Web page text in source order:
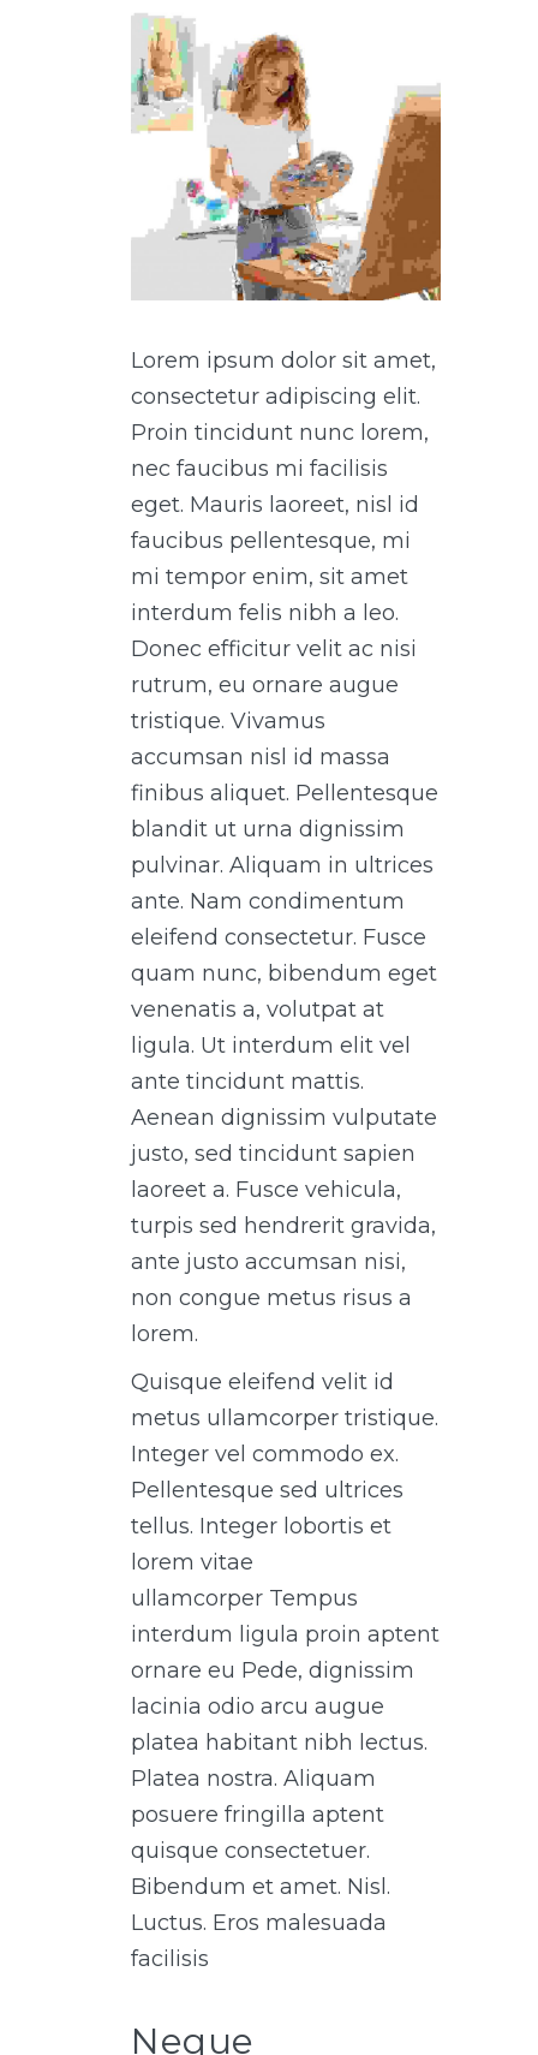
Lorem ipsum dolor sit amet,
consectetur adipiscing elit.
Proin tincidunt nunc lorem,
nec faucibus mi facilisis
eget. Mauris laoreet, nisl id
faucibus pellentesque, mi
mi tempor enim, sit amet
interdum felis nibh a leo.
Donec efficitur velit ac nisi
rutrum, eu ornare augue
tristique. Vivamus
accumsan nisl id massa
finibus aliquet. Pellentesque
blandit ut urna dignissim
pulvinar. Aliquam in ultrices
ante. Nam condimentum
eleifend consectetur. Fusce
quam nunc, bibendum eget
venenatis a, volutpat at
ligula. Ut interdum elit vel
ante tincidunt mattis.
Aenean dignissim vulputate
justo, sed tincidunt sapien
laoreet a. Fusce vehicula,
turpis sed hendrerit gravida,
ante justo accumsan nisi,
non congue metus risus a
lorem.
Quisque eleifend velit id
metus ullamcorper tristique.
Integer vel commodo ex.
Pellentesque sed ultrices
tellus. Integer lobortis et
lorem vitae
ullamcorper Tempus
interdum ligula proin aptent
ornare eu Pede, dignissim
lacinia odio arcu augue
platea habitant nibh lectus.
Platea nostra. Aliquam
posuere fringilla aptent
quisque consectetuer.
Bibendum et amet. Nisl.
Luctus. Eros malesuada
facilisis
Neque